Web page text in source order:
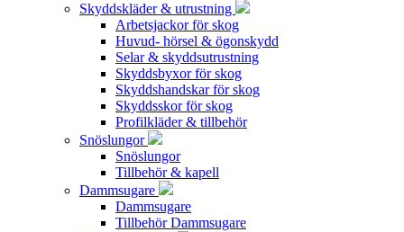
Skyddskläder & utrustning
Arbetsjackor för skog
Huvud- hörsel & ögonskydd
Selar & skyddsutrustning
Skyddsbyxor för skog
Skyddshandskar för skog
Skyddsskor för skog
Profilkläder & tillbehör
Snöslungor
Snöslungor
Tillbehör & kapell
Dammsugare
Dammsugare
Tillbehör Dammsugare